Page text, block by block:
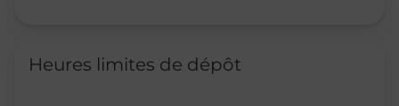
Heures limites de dépôt